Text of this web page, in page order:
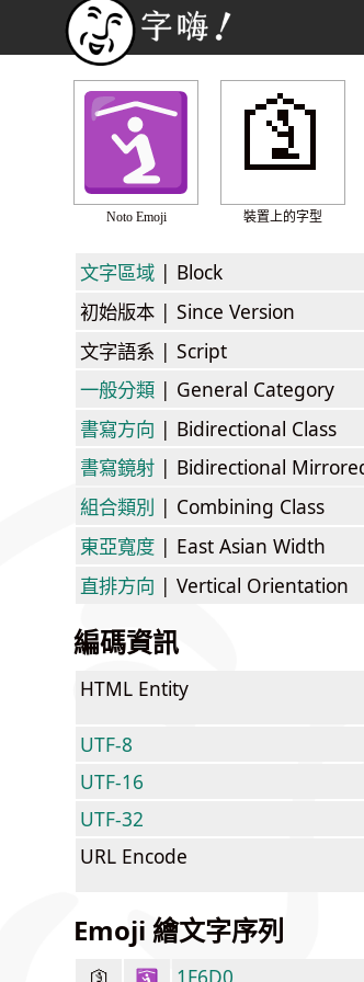
Noto Emoji
🛐
裝置上的字型
文字區域 | Block
初始版本 | Since Version
文字語系 | Script
一般分類 | General Category
書寫方向 | Bidirectional Class
書寫鏡射 | Bidirectional
組合類別 | Combining Class
東亞寬度 | East Asian Width
直排方向 | Vertical Orientation
編碼資訊
HTML Entity
UTF-8
UTF-16
UTF-32
URL Encode
Emoji 繪文字序列
🛐 1F6D0